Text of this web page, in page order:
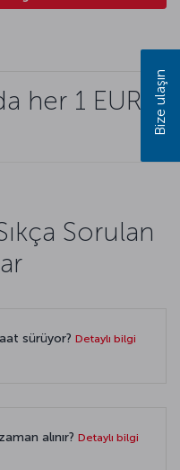
her 1 EUR
Sorulan
sürüyor? Detaylı bilgi
alınır? Detaylı bilgi
Bize ulaşın